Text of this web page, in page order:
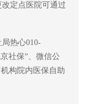
改定点医院可通过
局热心010-
社保”
微信公
构院内医保自助